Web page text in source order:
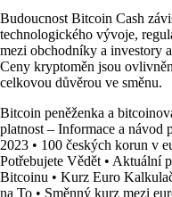
Budoucnost Bitcoin Cash
technologického vývoje,
mezi obchodníky a investory
Ceny kryptoměn jsou
celkovou důvěrou ve směnu.
Bitcoin peněženka a
platnost – Informace a návod
2023 • 100 českých korun v
Potřebujete Vědět • Aktuální
Bitcoinu • Kurz Euro
na To • Směnný kurz mezi